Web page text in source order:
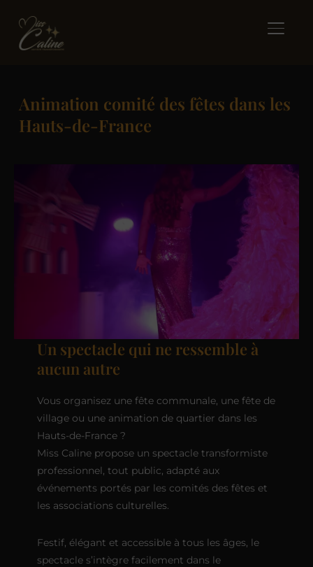
Animation comité des fêtes dans les
Hauts-de-France
Un spectacle qui ne ressemble à
aucun autre
Vous organisez une fête communale, une fête de
village ou une animation de quartier dans les
Hauts-de-France ?
Miss Caline propose un spectacle transformiste
professionnel, tout public, adapté aux
événements portés par les comités des fêtes et
les associations culturelles.
Festif, élégant et accessible à tous les âges, le
spectacle s’intègre facilement dans le